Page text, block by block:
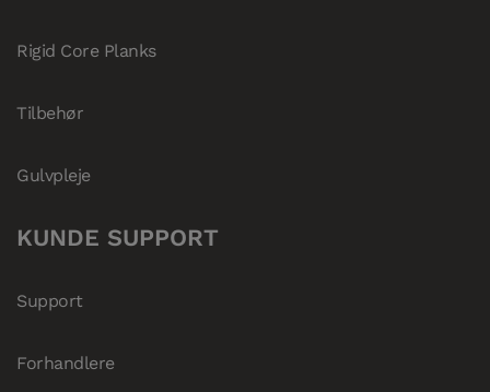
Rigid Core Planks
Tilbehør
Gulvpleje
KUNDE SUPPORT
Support
Forhandlere